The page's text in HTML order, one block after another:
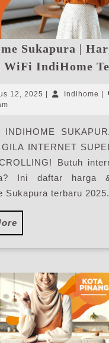
Sukapura |
WiFi IndiHome
12, 2025 AgustusIndihome
INDIHOME
INTERNET
Butuh
Ini daftar harga
Sukapura terbaru
More